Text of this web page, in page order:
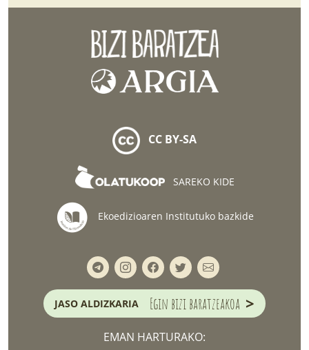
CC BY-SA
SAREKO KIDE
Ekoedizioaren Institutuko bazkide
JASO ALDIZKARIA Egin bizi baratzeakoa >
EMAN HARTURAKO: